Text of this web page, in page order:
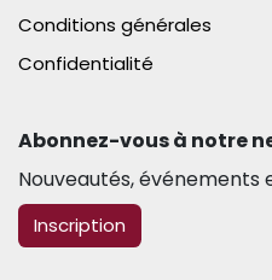
Conditions générales
Confidentialité
Abonnez-vous à notre
Nouveautés, événements
​​​​Inscription